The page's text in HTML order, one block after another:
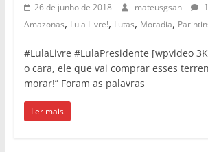
26 de junho de 2018 mateusgsan
Amazonas, Lula Livre!, Lutas, Moradia,
#LulaLivre #LulaPresidente [wpvideo
o cara, ele que vai comprar esses
morar!” Foram as palavras
Ler mais